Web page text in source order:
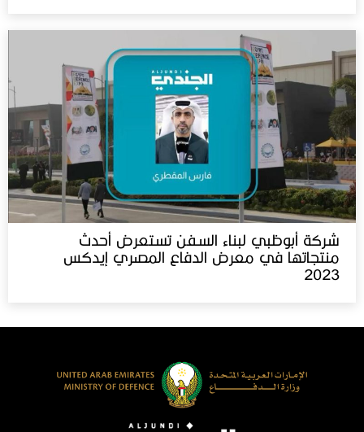
شركة أبوظبي لبناء السفن تستعرض أحدث
منتجاتها في معرض الدفاع المصري إيدكس‬⁩
2023